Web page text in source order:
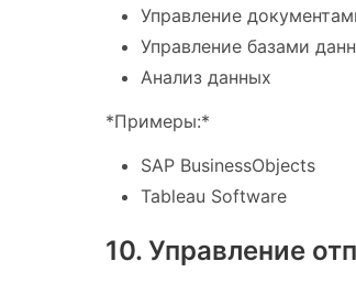
Управление
Управление базами
Анализ данных
*Примеры:*
SAP BusinessObjects
Tableau Software
10. Управление